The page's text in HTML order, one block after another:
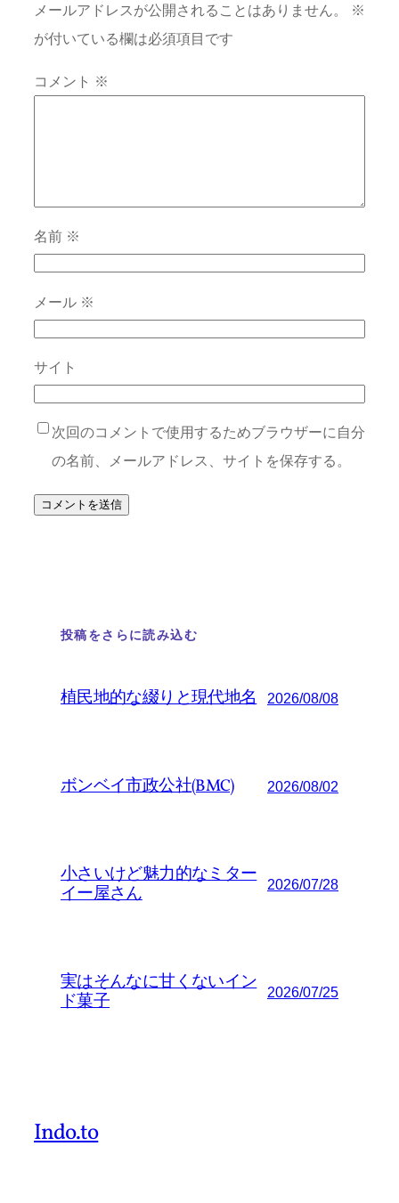
メールアドレスが公開されることはありません。
※
が付いている欄は必須項目です
コメント ※
名前 ※
メール ※
サイト
次回のコメントで使用するためブラウザーに自分
の名前、メールアドレス、サイトを保存する。
投稿をさらに読み込む
植民地的な綴りと現代地名 2026/08/08
ボンベイ市政公社(BMC) 2026/08/02
小さいけど魅力的なミター
イー屋さん
2026/07/28
実はそんなに甘くないイン
ド菓子
2026/07/25
Indo.to